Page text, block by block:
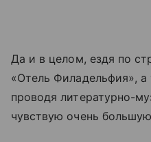
Да и в целом, ездя по
«Отель Филадельфия»,
проводя литературно-
чувствую очень